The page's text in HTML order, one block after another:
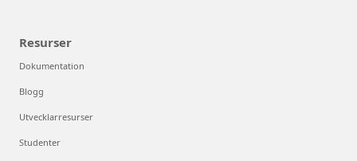
Resurser
Dokumentation
Blogg
Utvecklarresurser
Studenter